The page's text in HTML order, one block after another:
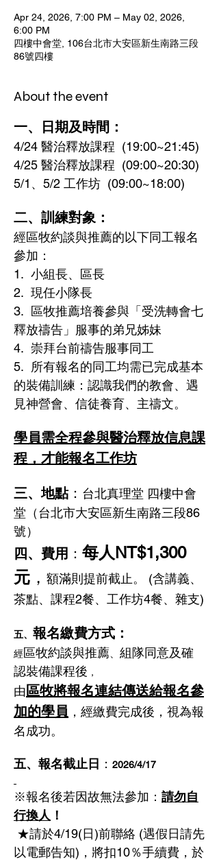
Apr 24, 2026, 7:00 PM – May 02, 2026,
6:00 PM
四樓中會堂, 106台北市大安區新生南路三段
86號四樓
About the event
一、日期及時間：
4/24 醫治釋放課程  (19:00~21:45)
4/25 醫治釋放課程  (09:00~20:30)
5/1、5/2 工作坊  (09:00~18:00)
二、訓練對象：
經區牧約談與推薦的以下同工報名
參加：
1.  小組長、區長
2.  現任小隊長
3.  區牧推薦培養參與「受洗轉會七
釋放禱告」服事的弟兄姊妹
4.  崇拜台前禱告服事同工
5.  所有報名的同工均需已完成基本
的裝備訓練：認識我們的教會、遇
見神營會、信徒養育、主禱文。
學員需全程參與醫治釋放信息課
程，才能報名工作坊
三、地點： 台北真理堂 四樓中會
堂（台北市大安區新生南路三段86
號）
四、費用 ： 每人NT$1,300
元 ， 額滿則提前截止。 (含講義、
茶點、課程2餐、工作坊4餐、雜支)
五、 報名繳費方式：
經區牧約談與推薦
組隊同意及確
認裝備課程後 ，
由區牧將報名連結傳送給報名參
加的學員 ，經繳費完成後，視為報
名成功。
五、報名截止日 ： 2026/4/17
※報名後若因故無法參加： 請勿自
行換人 ！
以電郵告知)，將扣10％手續費，於